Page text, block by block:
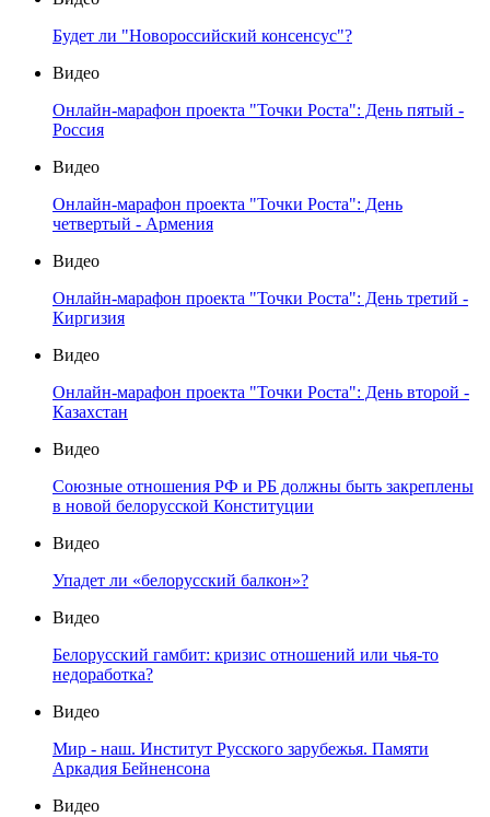
Будет ли "Новороссийский консенсус"?
Видео
Онлайн-марафон проекта "Точки Роста": День пятый -
Россия
Видео
Онлайн-марафон проекта "Точки Роста": День
четвертый - Армения
Видео
Онлайн-марафон проекта "Точки Роста": День третий -
Киргизия
Видео
Онлайн-марафон проекта "Точки Роста": День второй -
Казахстан
Видео
Союзные отношения РФ и РБ должны быть закреплены
в новой белорусской Конституции
Видео
Упадет ли «белорусский балкон»?
Видео
Белорусский гамбит: кризис отношений или чья-то
недоработка?
Видео
Мир - наш. Институт Русского зарубежья. Памяти
Аркадия Бейненсона
Видео